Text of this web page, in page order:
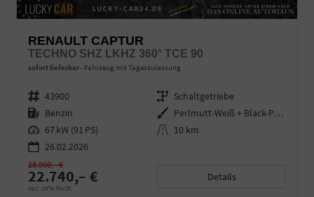
RENAULT CAPTUR
TECHNO SHZ LKHZ 360° TCE 90
sofort lieferbar Fahrzeug mit Tageszulassung
Fahrzeugnr. 43900 Getriebe Schaltgetriebe
Kraftstoff Benzin Außenfarbe
Perlmutt-Weiß + Black-Pearl-Sch
Leistung 67 kW (91 PS) Kilometerstand 10 km
26.02.2026
22.740,– €
incl. 19% MwSt.
28.900,– €
Details